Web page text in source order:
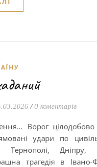
/ 0 коментарів
Ворог цілодобово
удари по
Тернополі, Дніпру,
трагедія в Івано-